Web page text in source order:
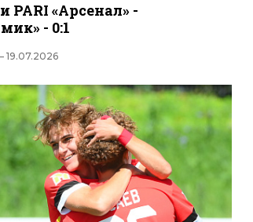
PARI «Арсенал» -
- 0:1
19.07.2026